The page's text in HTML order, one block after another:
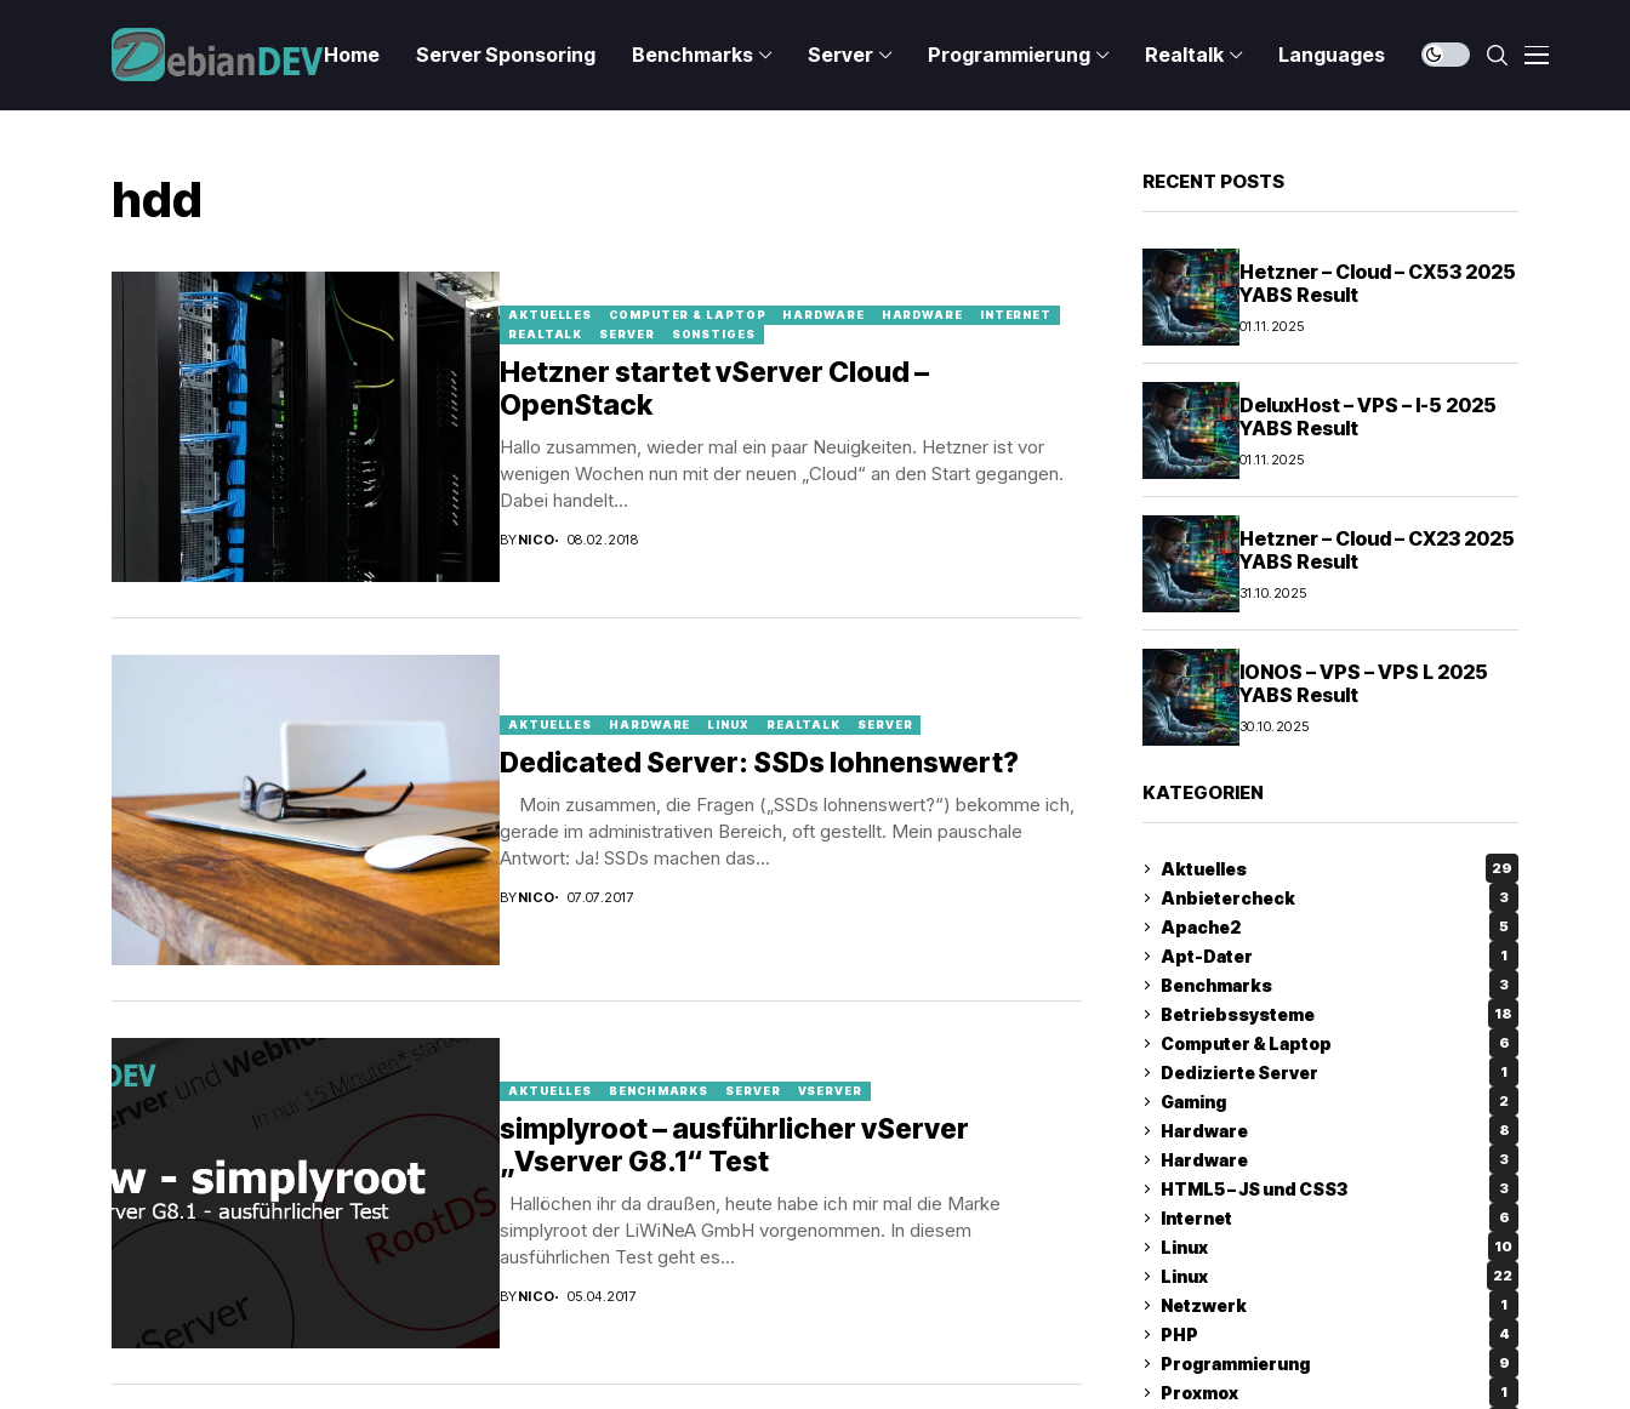
Home Server Sponsoring Benchmarks Server Programmierung Realtalk Languages
hdd
AKTUELLES COMPUTER & LAPTOP HARDWARE HARDWARE
INTERNET
REALTALK
SERVER SONSTIGES
Hetzner startet vServer Cloud –
OpenStack
Hallo zusammen, wieder mal ein paar Neuigkeiten. Hetzner ist vor
wenigen Wochen nun mit der neuen „Cloud“ an den Start gegangen.
Dabei handelt...
BYNICO 08.02.2018
AKTUELLES HARDWARE LINUX REALTALK SERVER
Dedicated Server: SSDs lohnenswert?
Moin zusammen, die Fragen („SSDs lohnenswert?“) bekomme ich,
gerade im administrativen Bereich, oft gestellt. Mein pauschale
Antwort: Ja! SSDs machen das...
BYNICO 07.07.2017
AKTUELLES BENCHMARKS SERVER VSERVER
simplyroot – ausführlicher vServer
„Vserver G8.1“ Test
Hallöchen ihr da draußen, heute habe ich mir mal die Marke
simplyroot der LiWiNeA GmbH vorgenommen. In diesem
ausführlichen Test geht es...
BYNICO 05.04.2017
RECENT POSTS
Hetzner – Cloud – CX53 2025
YABS Result
01.11.2025
DeluxHost – VPS – I-5 2025
YABS Result
01.11.2025
Hetzner – Cloud – CX23 2025
YABS Result
31.10.2025
IONOS – VPS – VPS L 2025
YABS Result
30.10.2025
KATEGORIEN
Aktuelles 29
Anbietercheck 3
Apache2 5
Apt-Dater 1
Benchmarks 3
Betriebssysteme 18
Computer & Laptop 6
Dedizierte Server 1
Gaming 2
Hardware 8
Hardware 3
HTML5 – JS und CSS3 3
Internet 6
Linux 10
Linux 22
Netzwerk 1
PHP 4
Programmierung 9
Proxmox 1